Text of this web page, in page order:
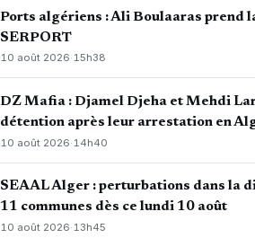
Ports algériens : Ali Boulaaras prend
SERPORT
10 août 2026·15h38
DZ Mafia : Djamel Djeha et Mehdi
détention après leur arrestation en
10 août 2026· 14h40
SEAAL Alger : perturbations dans la
11 communes dès ce lundi 10 août
10 août 2026·13h45